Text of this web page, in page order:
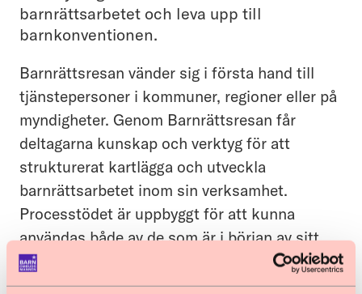
barnrättsarbetet och leva upp till
barnkonventionen.
Barnrättsresan vänder sig i första hand till
tjänstepersoner i kommuner, regioner eller på
myndigheter. Genom Barnrättsresan får
deltagarna kunskap och verktyg för att
strukturerat kartlägga och utveckla
barnrättsarbetet inom sin verksamhet.
Processtödet är uppbyggt för att kunna
användas både av de som är i början av sitt
barnrättsarbete och för de som kommit lite
längre.